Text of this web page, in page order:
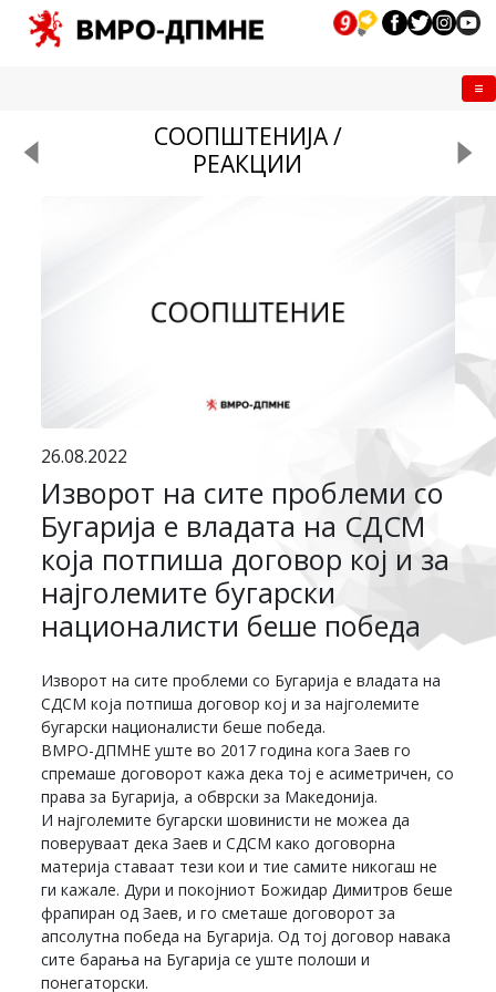
СООПШТЕНИЈА /
РЕАКЦИИ
26.08.2022
Изворот на сите проблеми со
Бугарија е владата на СДСМ
која потпиша договор кој и за
најголемите бугарски
националисти беше победа
Изворот на сите проблеми со Бугарија е владата на
СДСМ која потпиша договор кој и за најголемите
бугарски националисти беше победа.
ВМРО-ДПМНЕ уште во 2017 година кога Заев го
спремаше договорот кажа дека тој е асиметричен, со
права за Бугарија, а обврски за Македонија.
И најголемите бугарски шовинисти не можеа да
поверуваат дека Заев и СДСМ како договорна
материја ставаат тези кои и тие самите никогаш не
ги кажале. Дури и покојниот Божидар Димитров беше
фрапиран од Заев, и го сметаше договорот за
апсолутна победа на Бугарија. Од тој договор навака
сите барања на Бугарија се уште полоши и
понегаторски.